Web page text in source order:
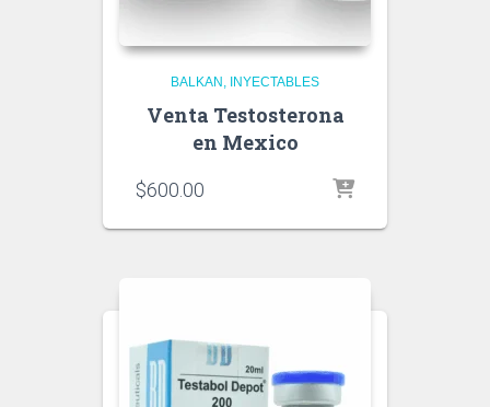
BALKAN INYECTABLES
Venta Testosterona
en Mexico
$600.00